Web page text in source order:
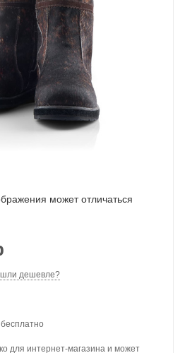
может отличаться
дешевле?
для интернет-магазина и может